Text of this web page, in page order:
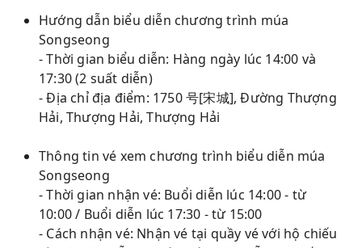
Hướng dẫn biểu diễn chương trình múa
Songseong
- Thời gian biểu diễn: Hàng ngày lúc 14:00 và
17:30 (2 suất diễn)
- Địa chỉ địa điểm: 1750 号[宋城], Đường Thượng
Hải, Thượng Hải, Thượng Hải
Thông tin vé xem chương trình biểu diễn múa
Songseong
- Thời gian nhận vé: Buổi diễn lúc 14:00 - từ
10:00 / Buổi diễn lúc 17:30 - từ 15:00
- Cách nhận vé: Nhận vé tại quầy vé với hộ chiếu